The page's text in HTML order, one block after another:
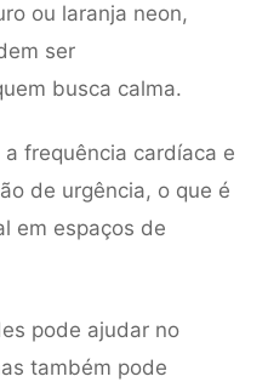
ou laranja neon,
ser
busca calma.
frequência cardíaca e
de urgência, o que é
em espaços de
pode ajudar no
também pode